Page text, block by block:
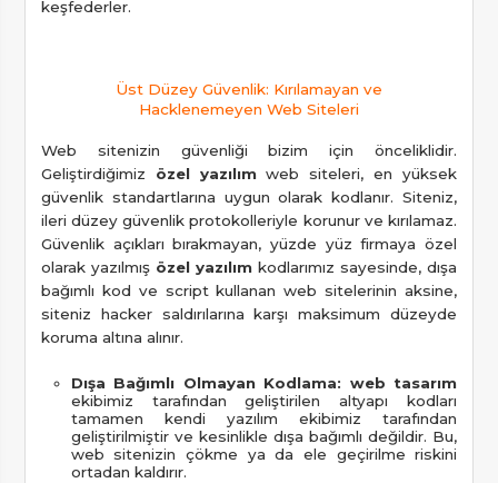
keşfederler.
Üst Düzey Güvenlik: Kırılamayan ve
Hacklenemeyen Web Siteleri
Web sitenizin güvenliği bizim için önceliklidir.
Geliştirdiğimiz özel yazılımweb siteleri, en yüksek
güvenlik standartlarına uygun olarak kodlanır. Siteniz,
ileri düzey güvenlik protokolleriyle korunur ve kırılamaz.
Güvenlik açıkları bırakmayan, yüzde yüz firmaya özel
olarak yazılmış özel yazılım kodlarımız sayesinde, dışa
bağımlı kod ve script kullanan web sitelerinin aksine,
siteniz hacker saldırılarına karşı maksimum düzeyde
koruma altına alınır.
Dışa Bağımlı Olmayan Kodlama: web tasarım
ekibimiz tarafından geliştirilen altyapı kodları
tamamen kendi yazılım ekibimiz tarafından
geliştirilmiştir ve kesinlikle dışa bağımlı değildir. Bu,
web sitenizin çökme ya da ele geçirilme riskini
ortadan kaldırır.